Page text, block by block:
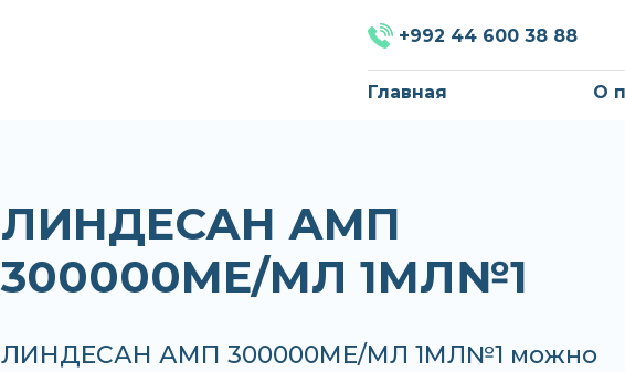
+992 44 600 38 88
Главная О
ЛИНДЕСАН АМП
300000МЕ/МЛ 1МЛ№1
ЛИНДЕСАН АМП 300000МЕ/МЛ 1МЛ№1 можно